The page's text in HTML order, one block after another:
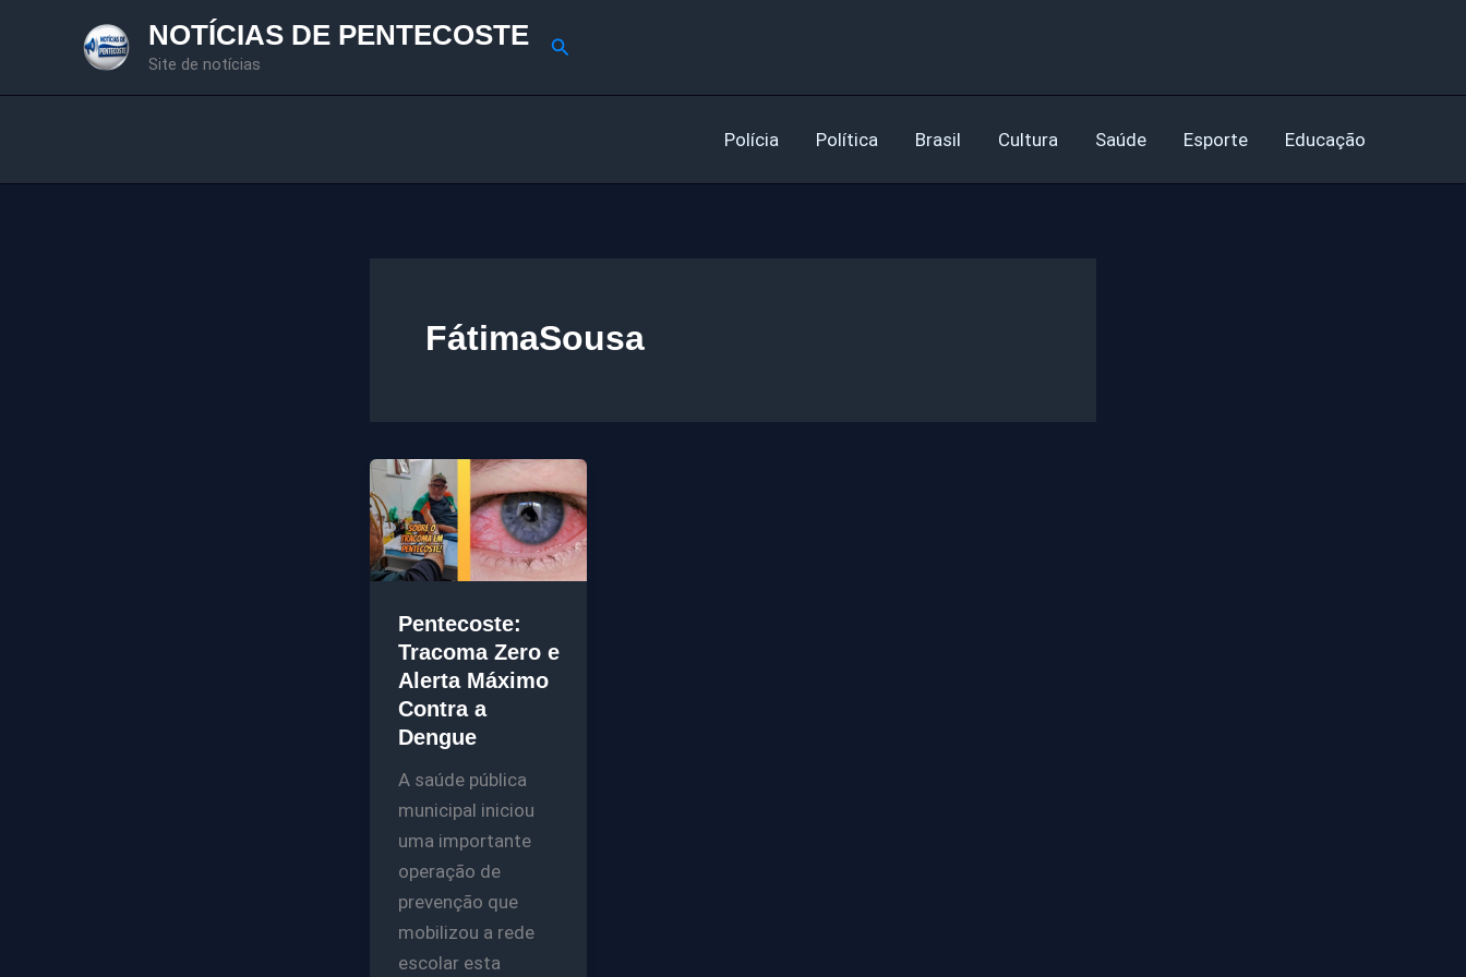
NOTÍCIAS DE PENTECOSTE
Site de notícias
Pesquisar
Polícia Política Brasil Cultura Saúde Esporte Educação
FátimaSousa
Pentecoste:
Tracoma Zero e
Alerta Máximo
Contra a
Dengue
A saúde pública
municipal iniciou
uma importante
operação de
prevenção que
mobilizou a rede
escolar esta